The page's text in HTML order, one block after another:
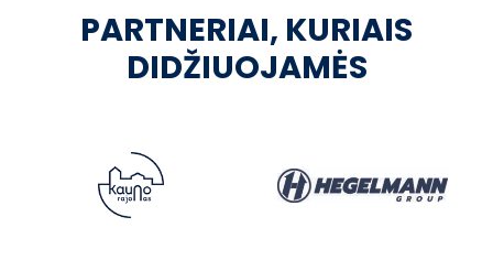
PARTNERIAI, KURIAIS
DIDŽIUOJAMĖS